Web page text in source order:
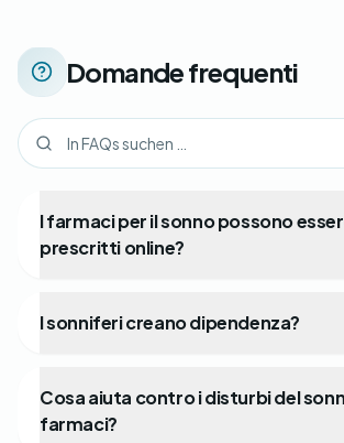
Domande frequenti
I farmaci per il sonno possono
prescritti online?
I sonniferi creano dipendenza?
Cosa aiuta contro i disturbi del
farmaci?